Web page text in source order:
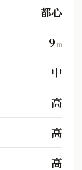
都心
9m
中
高
高
高